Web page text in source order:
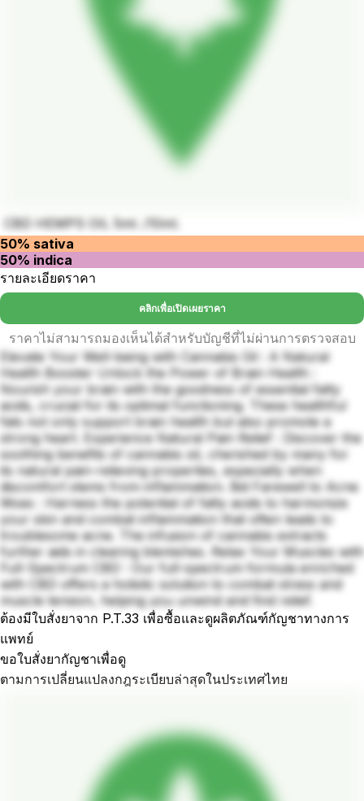
CBD HEMPS OIL 5ml. /10ml.
50% sativa
50% indica
รายละเอียดราคา
คลิกเพื่อเปิดเผยราคา
ราคาไม่สามารถมองเห็นได้สำหรับบัญชีที่ไม่ผ่านการตรวจสอบ
Elevate Your Well-being with Cannabis Oil : A Natural
Health Booster Unlock the Power of Brain Health :
Nourish your brain with the goodness of essential fatty
acids, crucial for its optimal functioning. These healthful
fats not only support brain health but also promote a
strong heart. Experience Natural Pain Relief : Discover the
soothing benefits of cannabis oil, cherished by many for
its natural pain-relieving properties, especially when
discomfort stems from inflammation. Bid Farewell to Acne
Woes : Harness the potential of fatty acids to harmonize
your skin and combat inflammation that often leads to
troublesome acne. The infusion of cannabis extracts
further aids in clearing blemishes. Relax Your Muscles with
Full-Spectrum CBD : Our full-spectrum formula enriched
with CBD offers a holistic solution to combat stress and
muscle tension, helping you unwind and find relief.
ต้องมีใบสั่งยาจาก P.T.33 เพื่อซื้อและดูผลิตภัณฑ์กัญชาทางการ
แพทย์
ขอใบสั่งยากัญชาเพื่อดู
ตามการเปลี่ยนแปลงกฎระเบียบล่าสุดในประเทศไทย